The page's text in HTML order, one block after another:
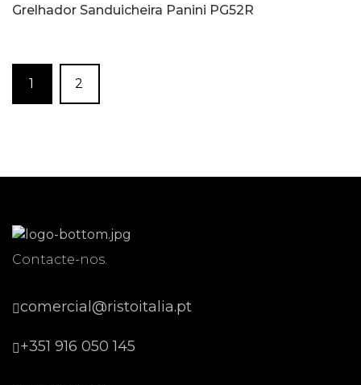
Grelhador Sanduicheira Panini PG52R
1 2
Contacte-nos.
comercial@ristoitalia.pt
+351 916 050 145